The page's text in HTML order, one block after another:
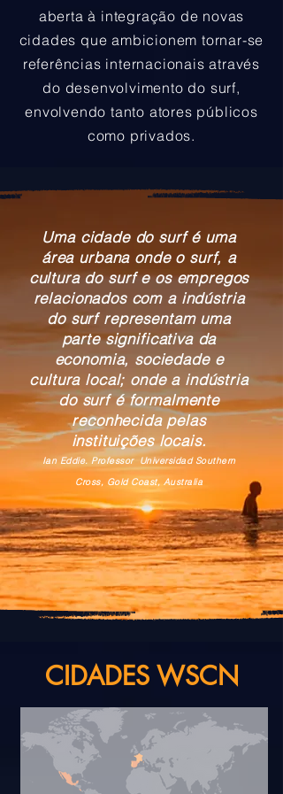
aberta à integração de novas
cidades que ambicionem tornar-se
referências internacionais através
do desenvolvimento do surf,
envolvendo tanto atores públicos
como privados.
Uma cidade do surf é uma
área urbana onde o surf, a
cultura do surf e os empregos
relacionados com a indústria
do surf representam uma
parte significativa da
economia, sociedade e
cultura local; onde a indústria
do surf é formalmente
reconhecida pelas
instituições locais.
Ian Eddie. Professor Universidad Southern
Cross, Gold Coast, Australia
CIDADES WSCN